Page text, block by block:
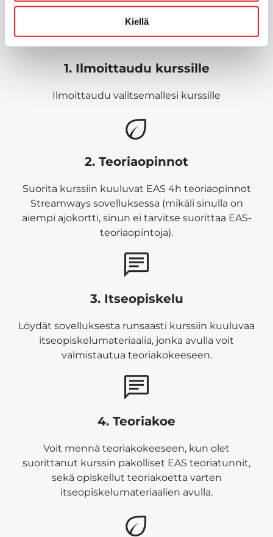
Kiellä
pähkinänkuoressa:
1. Ilmoittaudu kurssille
Ilmoittaudu valitsemallesi kurssille
2. Teoriaopinnot
Suorita kurssiin kuuluvat EAS 4h teoriaopinnot
Streamways sovelluksessa (mikäli sinulla on
aiempi ajokortti, sinun ei tarvitse suorittaa EAS-
teoriaopintoja).
3. Itseopiskelu
Löydät sovelluksesta runsaasti kurssiin kuuluvaa
itseopiskelumateriaalia, jonka avulla voit
valmistautua teoriakokeeseen.
4. Teoriakoe
Voit mennä teoriakokeeseen, kun olet
suorittanut kurssin pakolliset EAS teoriatunnit,
sekä opiskellut teoriakoetta varten
itseopiskelumateriaalien avulla.